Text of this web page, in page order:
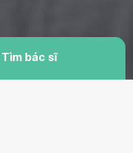
Tìm bác sĩ